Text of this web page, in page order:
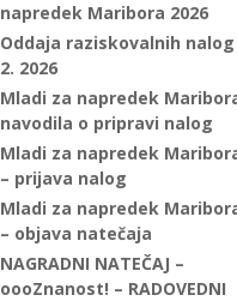
napredek Maribora 2026
Oddaja raziskovalnih nalog
2. 2026
Mladi za napredek
navodila o pripravi nalog
Mladi za napredek
– prijava nalog
Mladi za napredek
– objava natečaja
NAGRADNI NATEČAJ –
oooZnanost! – RADOVEDNI